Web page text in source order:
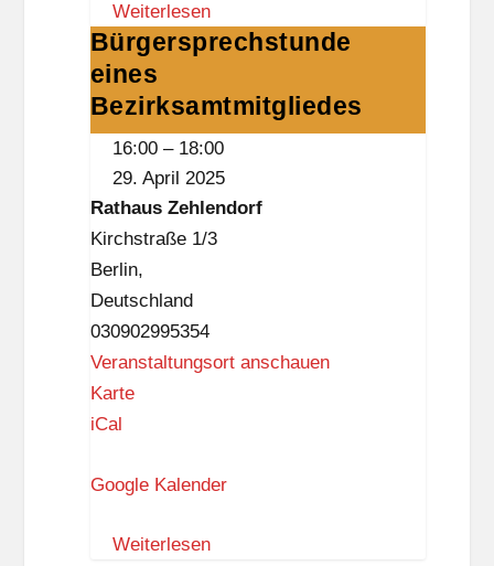
G
)
-
R
i
m
k
s
-
H
a
u
s
Weiterlesen
Bürgersprechstunde
eines
Bezirksamtmitgliedes
Bürgersprechstunde
eines
Bezirksamtmitgliedes
16:00 – 18:00
29. April 2025
Rathaus Zehlendorf
Kirchstraße 1/3
Berlin,
Deutschland
030902995354
Veranstaltungsort anschauen
KarteR
h
u
iCal
Google Kalender
Weiterlesen